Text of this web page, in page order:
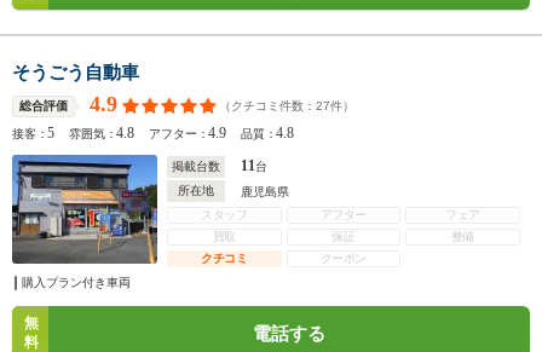
そうごう自動車
総合評価 4.9 （クチコミ件数： 27件）
接客：5 雰囲気：4.8 アフター：4.9 品質：4.8
掲載台数 11台
所在地
鹿児島県
スタッフ
アフター
フェア
買取
保証
整備
クチコミ
クーポン
購入プラン付き車両
無
料
電話する